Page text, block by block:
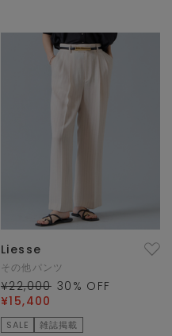
Liesse
その他パンツ
¥22,000 30 % OFF
¥15,400
SALE 雑誌掲載